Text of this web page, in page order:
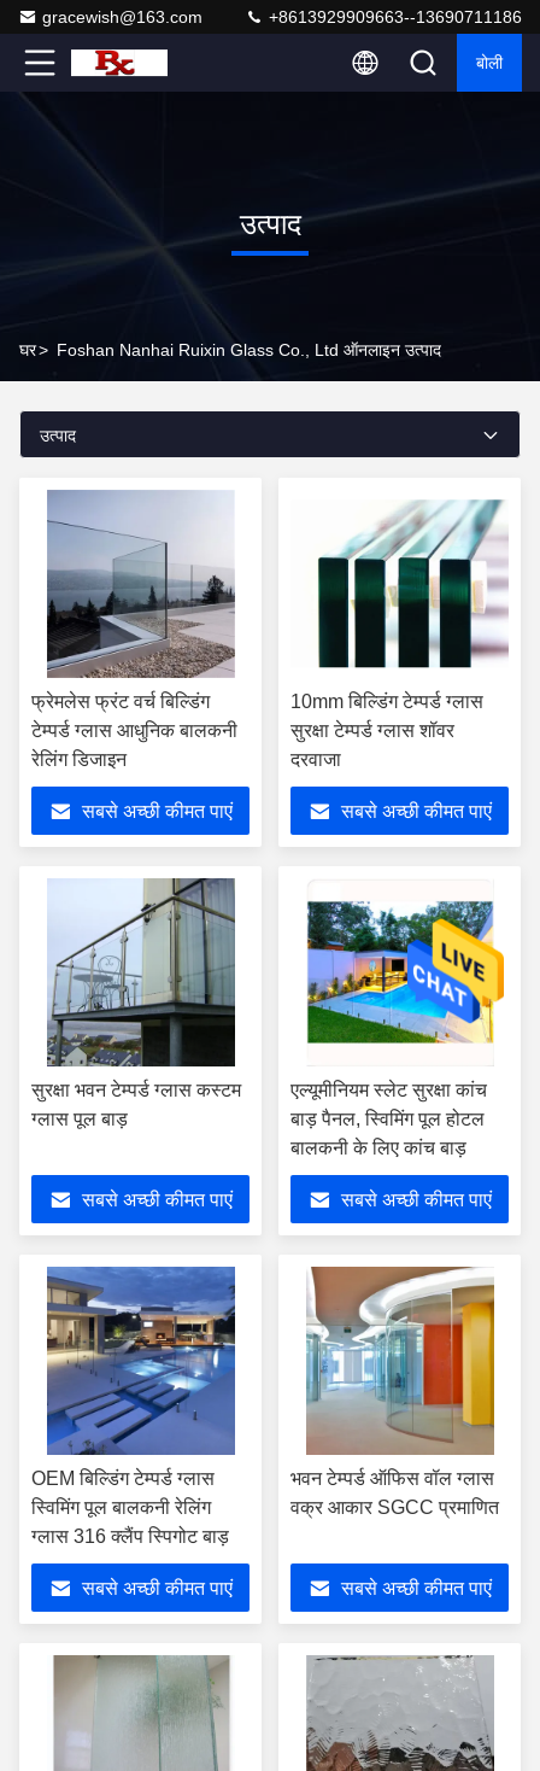
gracewish@163.com +8613929909663--13690711186
बोली
उत्पाद
घर> Foshan Nanhai Ruixin Glass Co., Ltd ऑनलाइन उत्पाद
उत्पाद
फ्रेमलेस फ्रंट वर्च बिल्डिंग
टेम्पर्ड ग्लास आधुनिक बालकनी
रेलिंग डिजाइन
सबसे अच्छी कीमत पाएं
10mm बिल्डिंग टेम्पर्ड ग्लास
सुरक्षा टेम्पर्ड ग्लास शॉवर
दरवाजा
सबसे अच्छी कीमत पाएं
सुरक्षा भवन टेम्पर्ड ग्लास कस्टम
ग्लास पूल बाड़
सबसे अच्छी कीमत पाएं
एल्यूमीनियम स्लेट सुरक्षा कांच
बाड़ पैनल, स्विमिंग पूल होटल
बालकनी के लिए कांच बाड़
सबसे अच्छी कीमत पाएं
OEM बिल्डिंग टेम्पर्ड ग्लास
स्विमिंग पूल बालकनी रेलिंग
ग्लास 316 क्लैंप स्पिगोट बाड़
सबसे अच्छी कीमत पाएं
भवन टेम्पर्ड ऑफिस वॉल ग्लास
वक्र आकार SGCC प्रमाणित
सबसे अच्छी कीमत पाएं